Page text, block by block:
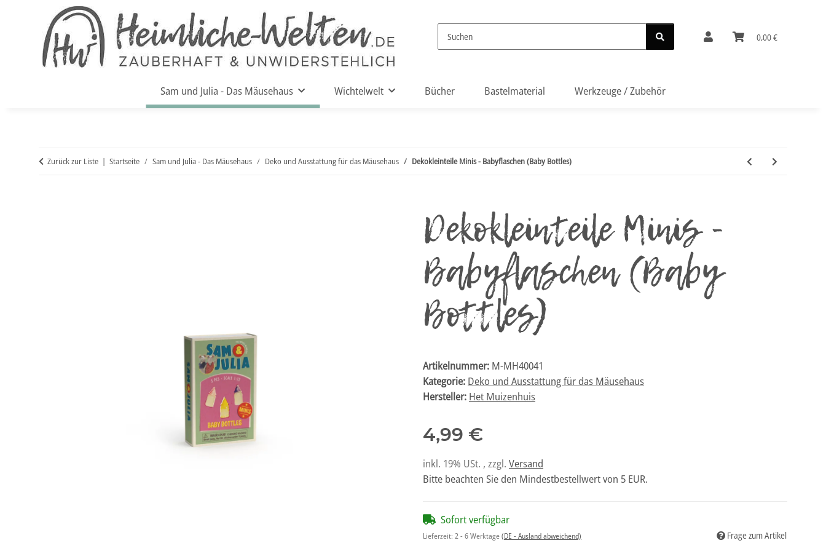
0,00 €
Sam und Julia - Das Mäusehaus Wichtelwelt Bücher Bastelmaterial Werkzeuge / Zubehör
Zurück zur Liste Startseite Sam und Julia - Das Mäusehaus Deko und Ausstattung für das Mäusehaus Dekokleinteile Minis - Babyflaschen (Baby Bottles)
Dekokleinteile Minis -
Babyflaschen (Baby
Bottles)
Artikelnummer: M-MH40041
Kategorie: Deko und Ausstattung für das Mäusehaus
Hersteller: Het Muizenhuis
4,99 €
inkl. 19% USt. , zzgl. Versand
Bitte beachten Sie den Mindestbestellwert von 5 EUR.
Sofort verfügbar
Lieferzeit: 2 - 6 Werktage(DE - Ausland abweichend) Frage zum Artikel